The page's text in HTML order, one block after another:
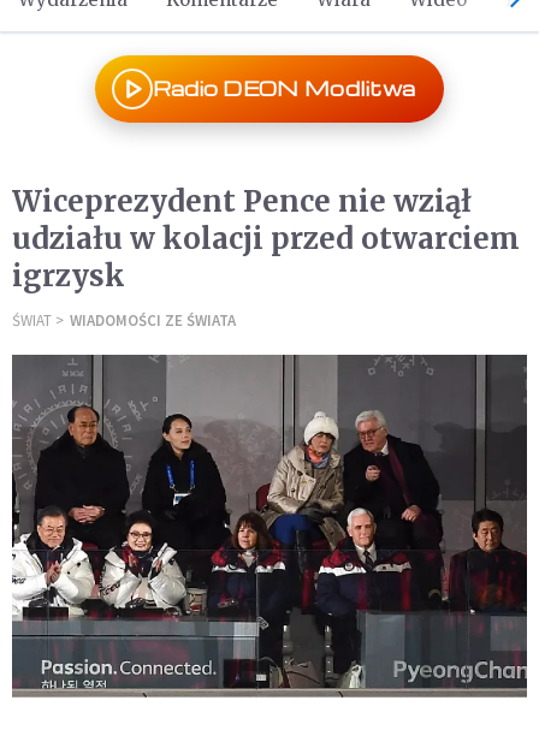
Radio DEON Modlitwa
Wiceprezydent Pence nie wziął
udziału w kolacji przed otwarciem
igrzysk
ŚWIAT WIADOMOŚCI ZE ŚWIATA